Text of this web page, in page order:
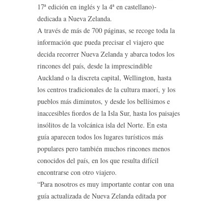
17ª edición en inglés y la 4ª en castellano)-
dedicada a Nueva Zelanda.
A través de más de 700 páginas, se recoge toda la
información que pueda precisar el viajero que
decida recorrer Nueva Zelanda y abarca todos los
rincones del país, desde la imprescindible
Auckland o la discreta capital, Wellington, hasta
los centros tradicionales de la cultura maorí, y los
pueblos más diminutos, y desde los bellísimos e
inaccesibles fiordos de la Isla Sur, hasta los paisajes
insólitos de la volcánica isla del Norte. En esta
guía aparecen todos los lugares turísticos más
populares pero también muchos rincones menos
conocidos del país, en los que resulta difícil
encontrarse con otro viajero.
“Para nosotros es muy importante contar con una
guía actualizada de Nueva Zelanda editada por